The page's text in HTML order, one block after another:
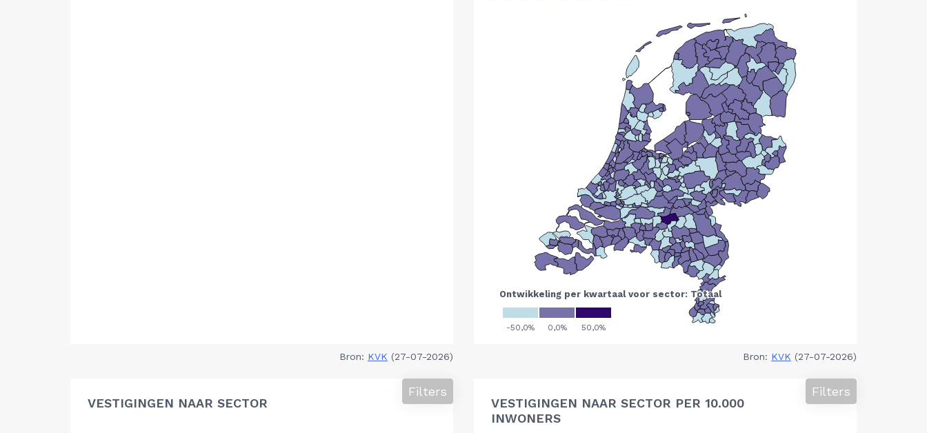
Bron: KVK (27-07-2026) Bron: KVK (27-07-2026)
VESTIGINGEN NAAR SECTOR
Filters
VESTIGINGEN NAAR SECTOR PER 10.000
INWONERS
Filters